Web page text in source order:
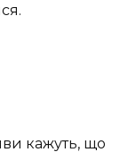
кажуть, що